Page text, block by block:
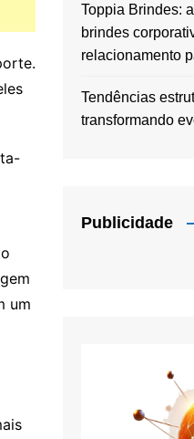
um
Toppia Brindes:
brindes
relacionamento
Tendências
transformando
Publicidade